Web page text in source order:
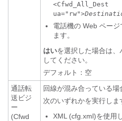
<Cfwd_All_Dest
ua="rw">
電話機の Web ペー
ます。
はいを選択した場合は
してください。
デフォルト：空
通話転
送ビジ
ー
(Cfwd
回線が混み合っている場
次のいずれかを実行しま
XML (cfg.xml)を使用